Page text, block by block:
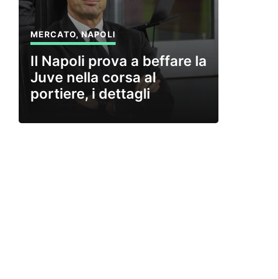
MERCATO,NAPOLI
Il Napoli prova a beffare la
Juve nella corsa al
portiere, i dettagli